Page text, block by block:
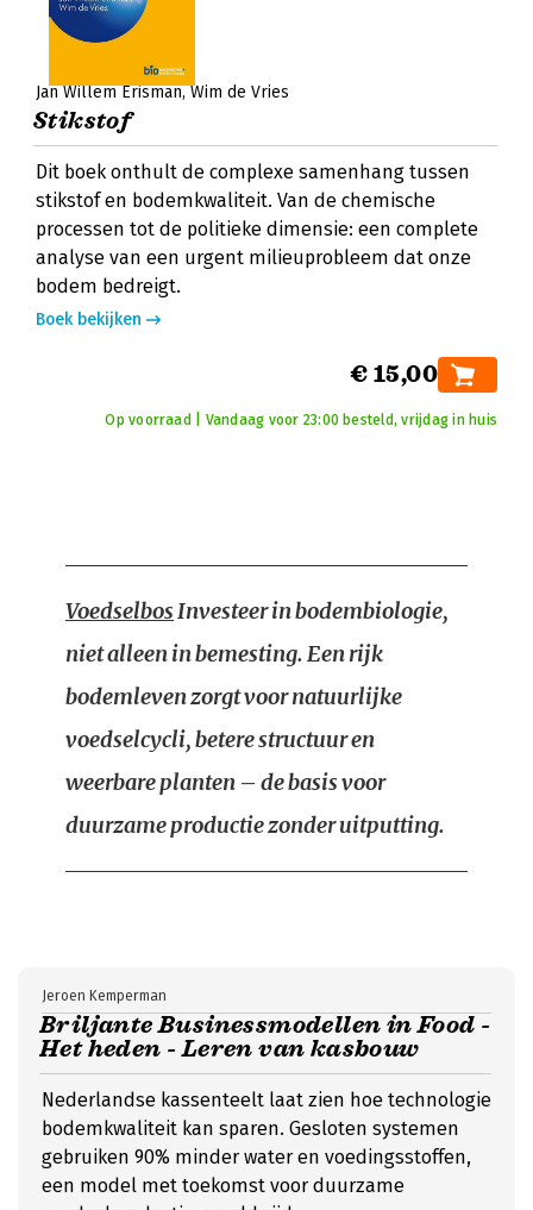
Jan Willem Erisman Wim de Vries
Stikstof
Dit boek onthult de complexe samenhang tussen
stikstof en bodemkwaliteit. Van de chemische
processen tot de politieke dimensie: een complete
analyse van een urgent milieuprobleem dat onze
bodem bedreigt.
Boek bekijken
€ 15,00
Op voorraad | Vandaag voor 23:00 besteld, vrijdag in huis
VoedselbosInvesteer in bodembiologie,
niet alleen in bemesting. Een rijk
bodemleven zorgt voor natuurlijke
voedselcycli, betere structuur en
weerbare planten – de basis voor
duurzame productie zonder uitputting.
Briljante Businessmodellen in Food -
Het heden - Leren van kasbouw
Jeroen Kemperman
Nederlandse kassenteelt laat zien hoe technologie
bodemkwaliteit kan sparen. Gesloten systemen
gebruiken 90% minder water en voedingsstoffen,
een model met toekomst voor duurzame